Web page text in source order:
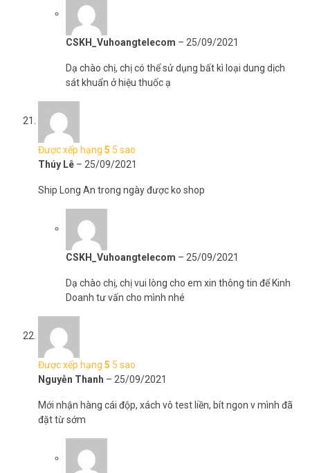
CSKH_Vuhoangtelecom – 25/09/2021
Dạ chào chị, chị có thể sử dụng bất kì loại dung dịch
sát khuẩn ở hiệu thuốc ạ
Được xếp hạng 5 5 sao
Thúy Lê – 25/09/2021
Ship Long An trong ngày được ko shop
CSKH_Vuhoangtelecom – 25/09/2021
Dạ chào chị, chị vui lòng cho em xin thông tin để Kinh
Doanh tư vấn cho mình nhé
Được xếp hạng 5 5 sao
Nguyễn Thanh – 25/09/2021
Mới nhận hàng cái độp, xách vô test liền, bít ngon v mình đã
đặt từ sớm